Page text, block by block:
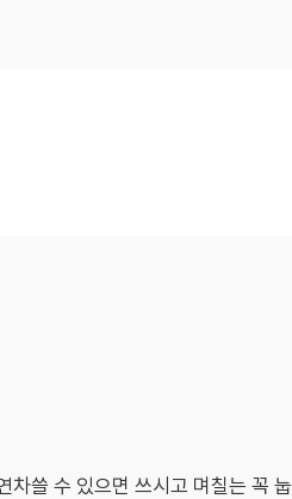
쓸 수 있으면 쓰시고 며칠는 꼭 눕